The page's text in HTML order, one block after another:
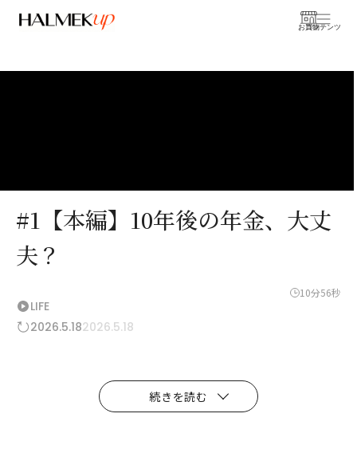
お買物
コンテンツ
#1【本編】10年後の年金、大丈
夫？
10分56秒
LIFE
2026.5.182026.5.18
続きを読む